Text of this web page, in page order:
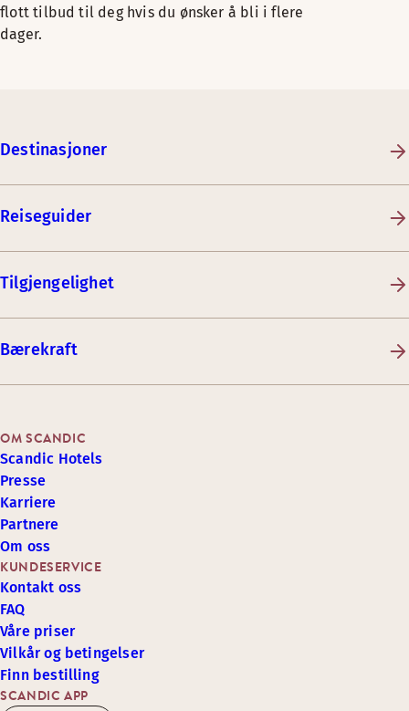
flott tilbud til deg hvis du ønsker å bli i flere
dager.
Destinasjoner
Reiseguider
Tilgjengelighet
Bærekraft
SCANDIC APP
KUNDESERVICE
Kontakt oss
FAQ
Våre priser
Vilkår og betingelser
Finn bestilling
OM SCANDIC
Scandic Hotels
Presse
Karriere
Partnere
Om oss